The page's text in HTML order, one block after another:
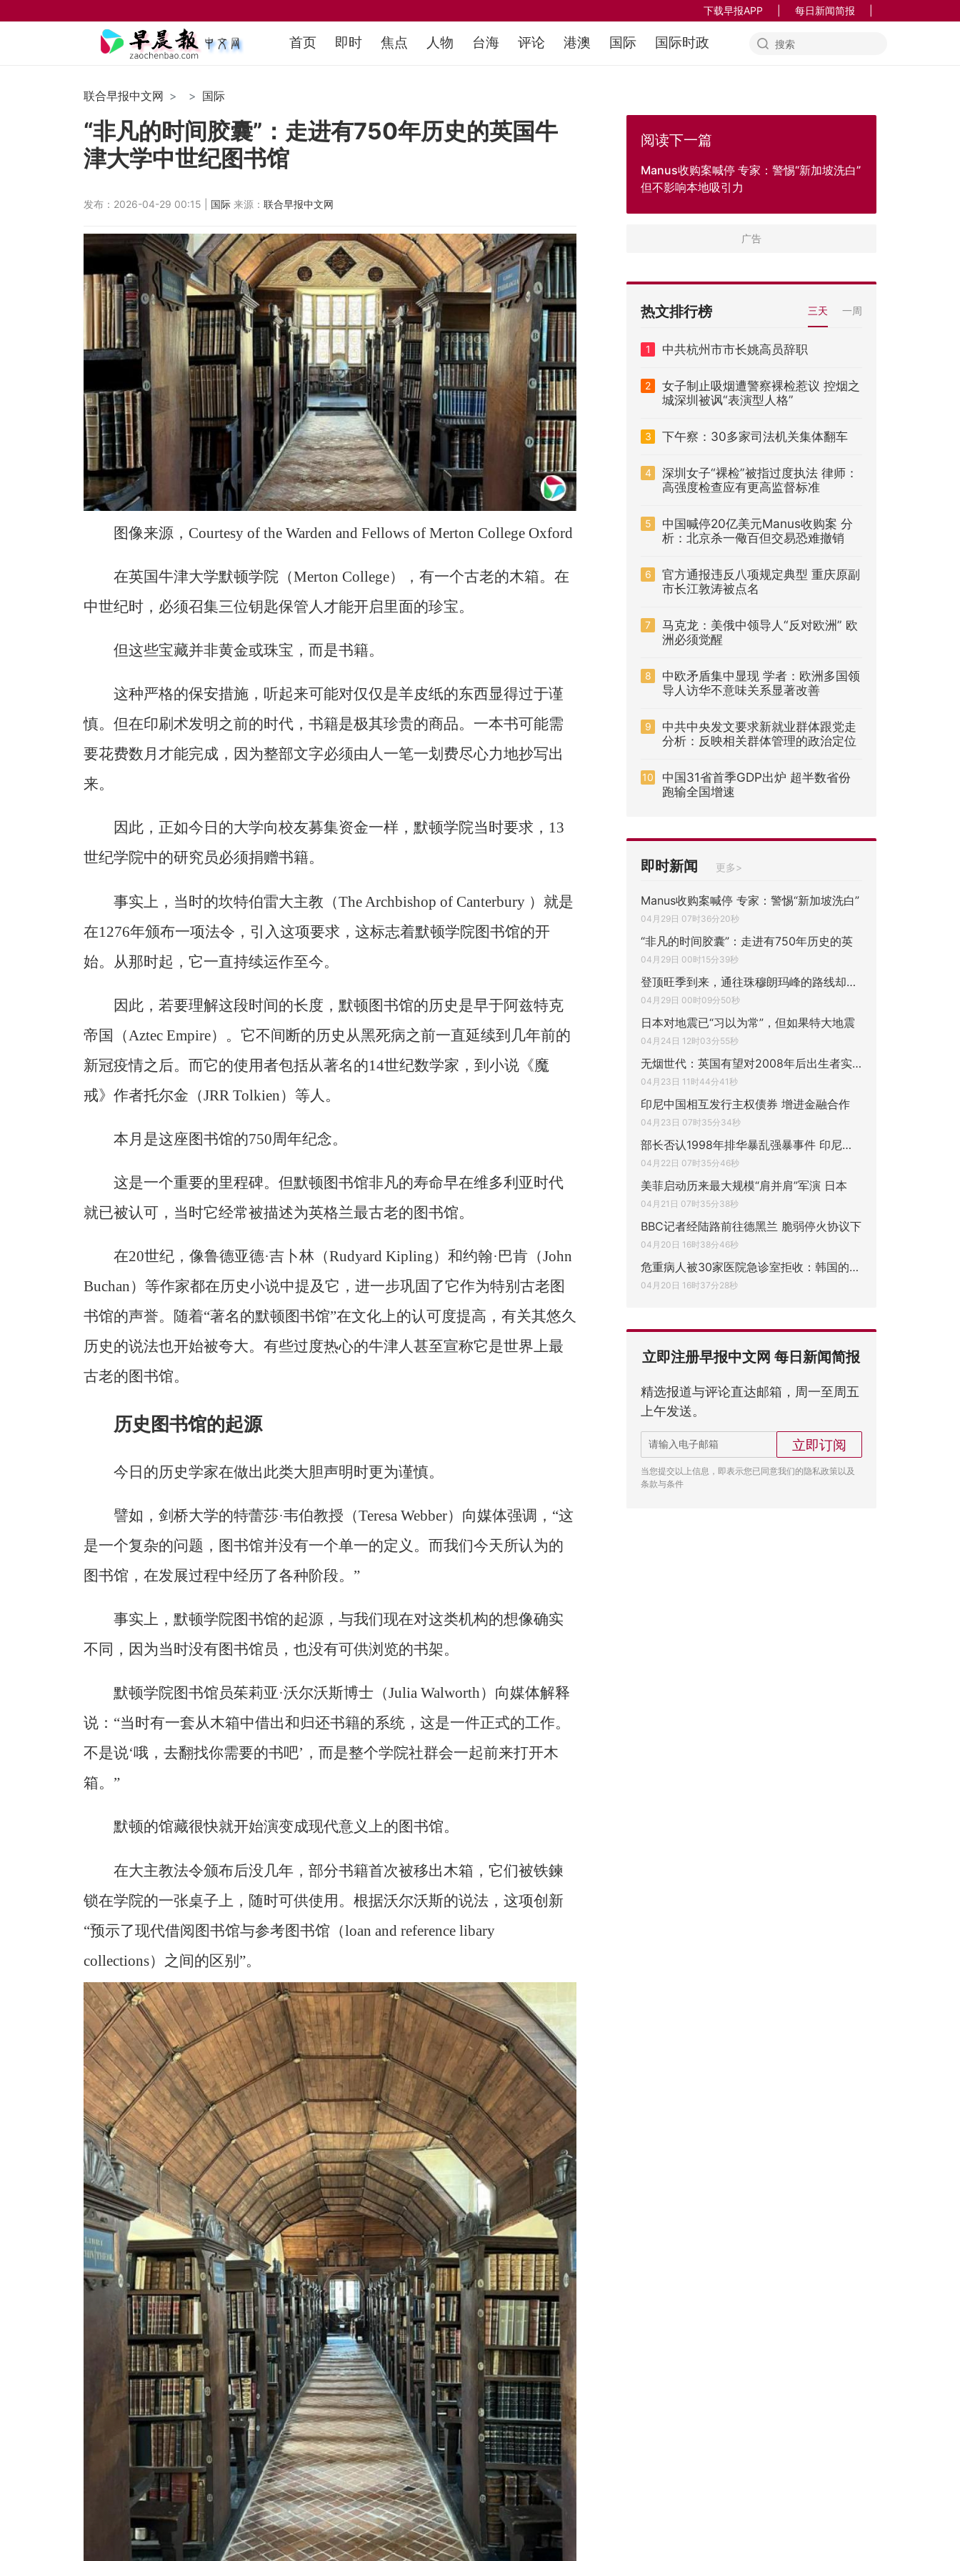
下载早报APP 每日新闻简报
首页 即时 焦点 人物 台海 评论 港澳 国际 国际时政
联合早报中文网 国际
“非凡的时间胶囊”：走进有750年历史的英国牛
津大学中世纪图书馆
发布：2026-04-29 00:15 | 国际 来源： 联合早报中文网
图像来源，Courtesy of the Warden and Fellows of Merton College Oxford
在英国牛津大学默顿学院（Merton College），有一个古老的木箱。在
中世纪时，必须召集三位钥匙保管人才能开启里面的珍宝。
但这些宝藏并非黄金或珠宝，而是书籍。
这种严格的保安措施，听起来可能对仅仅是羊皮纸的东西显得过于谨
慎。但在印刷术发明之前的时代，书籍是极其珍贵的商品。一本书可能需
要花费数月才能完成，因为整部文字必须由人一笔一划费尽心力地抄写出
来。
因此，正如今日的大学向校友募集资金一样，默顿学院当时要求，13
世纪学院中的研究员必须捐赠书籍。
事实上，当时的坎特伯雷大主教（The Archbishop of Canterbury ）就是
在1276年颁布一项法令，引入这项要求，这标志着默顿学院图书馆的开
始。从那时起，它一直持续运作至今。
因此，若要理解这段时间的长度，默顿图书馆的历史是早于阿兹特克
帝国（Aztec Empire）。它不间断的历史从黑死病之前一直延续到几年前的
新冠疫情之后。而它的使用者包括从著名的14世纪数学家，到小说《魔
戒》作者托尔金（JRR Tolkien）等人。
本月是这座图书馆的750周年纪念。
这是一个重要的里程碑。但默顿图书馆非凡的寿命早在维多利亚时代
就已被认可，当时它经常被描述为英格兰最古老的图书馆。
在20世纪，像鲁德亚德·吉卜林（Rudyard Kipling）和约翰·巴肯（John
Buchan）等作家都在历史小说中提及它，进一步巩固了它作为特别古老图
书馆的声誉。随着“著名的默顿图书馆”在文化上的认可度提高，有关其悠久
历史的说法也开始被夸大。有些过度热心的牛津人甚至宣称它是世界上最
古老的图书馆。
历史图书馆的起源
今日的历史学家在做出此类大胆声明时更为谨慎。
譬如，剑桥大学的特蕾莎·韦伯教授（Teresa Webber）向媒体强调，“这
是一个复杂的问题，图书馆并没有一个单一的定义。而我们今天所认为的
图书馆，在发展过程中经历了各种阶段。”
事实上，默顿学院图书馆的起源，与我们现在对这类机构的想像确实
不同，因为当时没有图书馆员，也没有可供浏览的书架。
默顿学院图书馆员茱莉亚·沃尔沃斯博士（Julia Walworth）向媒体解释
说：“当时有一套从木箱中借出和归还书籍的系统，这是一件正式的工作。
不是说‘哦，去翻找你需要的书吧’，而是整个学院社群会一起前来打开木
箱。”
默顿的馆藏很快就开始演变成现代意义上的图书馆。
在大主教法令颁布后没几年，部分书籍首次被移出木箱，它们被铁鍊
锁在学院的一张桌子上，随时可供使用。根据沃尔沃斯的说法，这项创新
“预示了现代借阅图书馆与参考图书馆（loan and reference libary
collections）之间的区别”。
阅读下一篇
Manus收购案喊停 专家：警惕“新加坡洗白”
但不影响本地吸引力
热文排行榜 三天 一周
1 中共杭州市市长姚高员辞职
2
女子制止吸烟遭警察裸检惹议 控烟之
城深圳被讽“表演型人格”
3 下午察：30多家司法机关集体翻车
4
深圳女子“裸检”被指过度执法 律师：
高强度检查应有更高监督标准
5
中国喊停20亿美元Manus收购案 分
析：北京杀一儆百但交易恐难撤销
6
官方通报违反八项规定典型 重庆原副
市长江敦涛被点名
7
马克龙：美俄中领导人“反对欧洲” 欧
洲必须觉醒
8
中欧矛盾集中显现 学者：欧洲多国领
导人访华不意味关系显著改善
9
中共中央发文要求新就业群体跟党走
分析：反映相关群体管理的政治定位
10
中国31省首季GDP出炉 超半数省份
跑输全国增速
即时新闻 更多>
Manus收购案喊停 专家：警惕“新加坡洗白”
04月29日 07时36分20秒
“非凡的时间胶囊”：走进有750年历史的英
04月29日 00时15分39秒
登顶旺季到来，通往珠穆朗玛峰的路线却被巨
04月29日 00时09分50秒
日本对地震已“习以为常”，但如果特大地震
04月24日 12时03分55秒
无烟世代：英国有望对2008年后出生者实施终
04月23日 11时44分41秒
印尼中国相互发行主权债券 增进金融合作
04月23日 07时35分34秒
部长否认1998年排华暴乱强暴事件 印尼法院
04月22日 07时35分46秒
美菲启动历来最大规模“肩并肩”军演 日本
04月21日 07时35分38秒
BBC记者经陆路前往德黑兰 脆弱停火协议下
04月20日 16时38分46秒
危重病人被30家医院急诊室拒收：韩国的医疗
04月20日 16时37分28秒
立即注册早报中文网 每日新闻简报
精选报道与评论直达邮箱，周一至周五
上午发送。
立即订阅
当您提交以上信息，即表示您已同意我们的隐私政策以及
条款与条件